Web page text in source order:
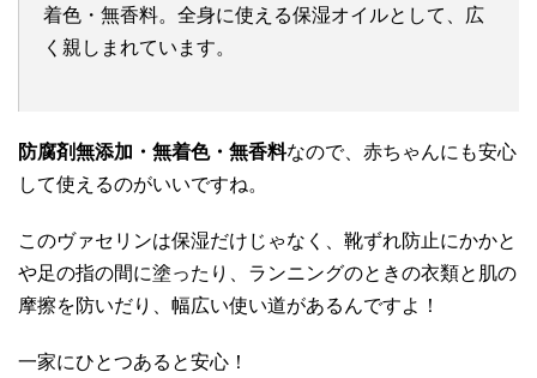
着色・無香料。全身に使える保湿オイルとして、広
く親しまれています。
防腐剤無添加・無着色・無香料なので、赤ちゃんにも安心
して使えるのがいいですね。
このヴァセリンは保湿だけじゃなく、靴ずれ防止にかかと
や足の指の間に塗ったり、ランニングのときの衣類と肌の
摩擦を防いだり、幅広い使い道があるんですよ！
一家にひとつあると安心！